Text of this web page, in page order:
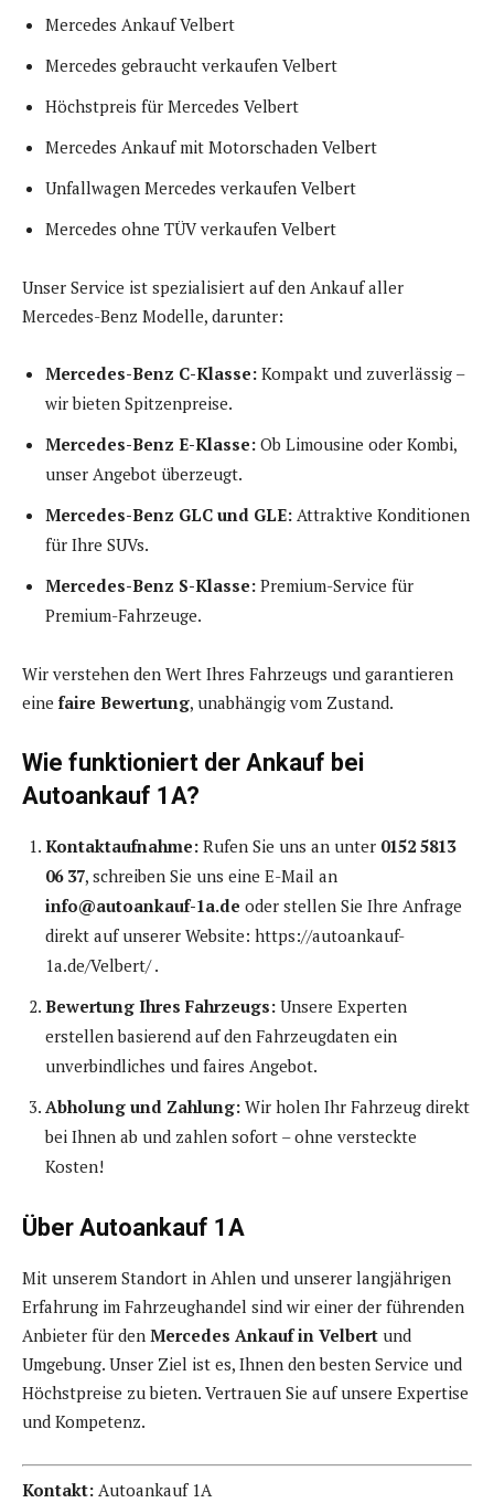
Mercedes Ankauf Velbert
Mercedes gebraucht verkaufen Velbert
Höchstpreis für Mercedes Velbert
Mercedes Ankauf mit Motorschaden Velbert
Unfallwagen Mercedes verkaufen Velbert
Mercedes ohne TÜV verkaufen Velbert
Unser Service ist spezialisiert auf den Ankauf aller
Mercedes-Benz Modelle, darunter:
Mercedes-Benz C-Klasse: Kompakt und zuverlässig –
wir bieten Spitzenpreise.
Mercedes-Benz E-Klasse: Ob Limousine oder Kombi,
unser Angebot überzeugt.
Mercedes-Benz GLC und GLE: Attraktive Konditionen
für Ihre SUVs.
Mercedes-Benz S-Klasse: Premium-Service für
Premium-Fahrzeuge.
Wir verstehen den Wert Ihres Fahrzeugs und garantieren
eine faire Bewertung, unabhängig vom Zustand.
Wie funktioniert der Ankauf bei
Autoankauf 1A?
Kontaktaufnahme: Rufen Sie uns an unter 0152 5813
06 37, schreiben Sie uns eine E-Mail an
info@autoankauf-1a.de oder stellen Sie Ihre Anfrage
direkt auf unserer Website: https://autoankauf-
1a.de/Velbert/ .
Bewertung Ihres Fahrzeugs: Unsere Experten
erstellen basierend auf den Fahrzeugdaten ein
unverbindliches und faires Angebot.
Abholung und Zahlung: Wir holen Ihr Fahrzeug direkt
bei Ihnen ab und zahlen sofort – ohne versteckte
Kosten!
Über Autoankauf 1A
Mit unserem Standort in Ahlen und unserer langjährigen
Erfahrung im Fahrzeughandel sind wir einer der führenden
Anbieter für den Mercedes Ankauf in Velbert und
Umgebung. Unser Ziel ist es, Ihnen den besten Service und
Höchstpreise zu bieten. Vertrauen Sie auf unsere Expertise
und Kompetenz.
Kontakt: Autoankauf 1A